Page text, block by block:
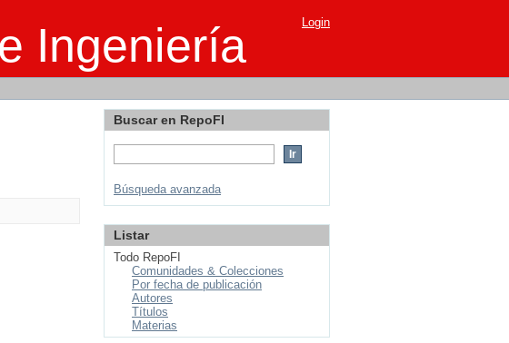
Ingeniería Login
Buscar en RepoFI
Búsqueda avanzada
Listar
Todo RepoFI
Comunidades & Colecciones
Por fecha de publicación
Autores
Títulos
Materias